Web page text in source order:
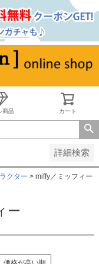
商品 カート
詳細検索
クター miffy／ミッフィー
ー